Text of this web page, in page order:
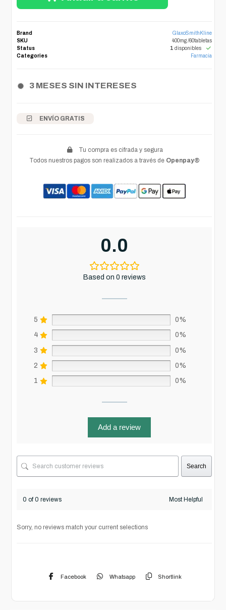
Brand
GlaxoSmithKline
SKU
400mg /60tabletas
Status
1 disponibles
Categories
Farmacia
3 MESES SIN INTERESES
ENVÍO GRATIS
Tu compra es cifrada y segura
Todos nuestros pagos son realizados a través de Openpay®
0.0
Based on 0 reviews
5 0%
4 0%
3 0%
2 0%
1 0%
Add a review
Search
0 of 0 reviews
Sorry, no reviews match your current selections
Facebook Whatsapp Shortlink